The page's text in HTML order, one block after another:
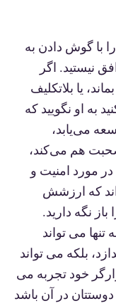
با گوش دادن به
نیستید. اگر
یا بلاتکلیف
به او نگویید که
می‌یابد،
صحبت هم می‌کند،
مورد امنیت و
که ارزشش
نگه دارید.
تنها می تواند
بلکه می تواند
خود تجربه می
در آن باشد